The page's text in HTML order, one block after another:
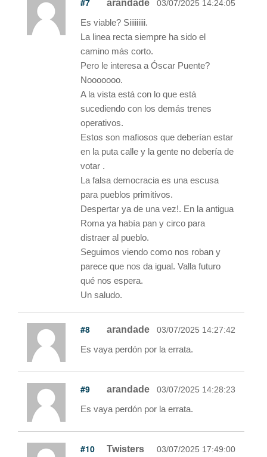
arandade 03/07/2025 14:24:05
Es viable? Siiiiiiiii.
La linea recta siempre ha sido el
camino más corto.
Pero le interesa a Óscar Puente?
Nooooooo.
A la vista está con lo que está
sucediendo con los demás trenes
operativos.
Estos son mafiosos que deberían estar
en la puta calle y la gente no debería de
votar .
La falsa democracia es una escusa
para pueblos primitivos.
Despertar ya de una vez!. En la antigua
Roma ya había pan y circo para
distraer al pueblo.
Seguimos viendo como nos roban y
parece que nos da igual. Valla futuro
qué nos espera.
Un saludo.
#8 arandade 03/07/2025 14:27:42
Es vaya perdón por la errata.
#9 arandade 03/07/2025 14:28:23
Es vaya perdón por la errata.
#10 Twisters 03/07/2025 17:49:00